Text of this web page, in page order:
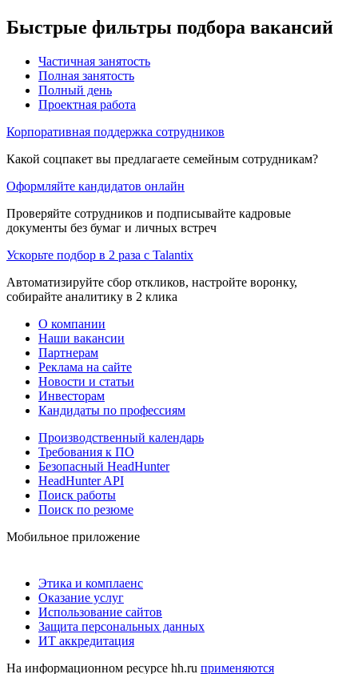
Быстрые фильтры подбора вакансий
Частичная занятость
Полная занятость
Полный день
Проектная работа
Корпоративная поддержка сотрудников
Какой соцпакет вы предлагаете семейным сотрудникам?
Оформляйте кандидатов онлайн
Проверяйте сотрудников и подписывайте кадровые
документы без бумаг и личных встреч
Ускорьте подбор в 2 раза с Talantix
Автоматизируйте сбор откликов, настройте воронку,
собирайте аналитику в 2 клика
О компании
Наши вакансии
Партнерам
Реклама на сайте
Новости и статьи
Инвесторам
Кандидаты по профессиям
Производственный календарь
Требования к ПО
Безопасный HeadHunter
HeadHunter API
Поиск работы
Поиск по резюме
Мобильное приложение
Этика и комплаенс
Оказание услуг
Использование сайтов
Защита персональных данных
ИТ аккредитация
На информационном ресурсе hh.ru применяются